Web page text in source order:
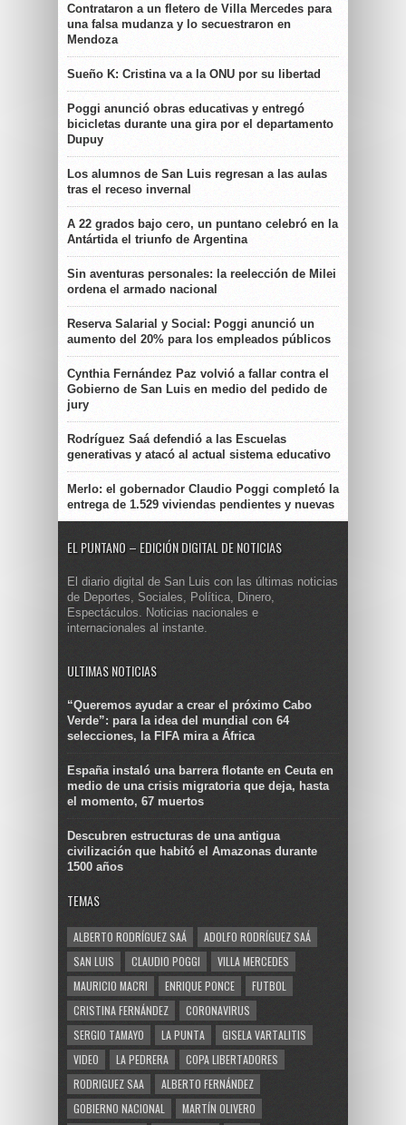
Contrataron a un fletero de Villa Mercedes para
una falsa mudanza y lo secuestraron en
Mendoza
Sueño K: Cristina va a la ONU por su libertad
Poggi anunció obras educativas y entregó
bicicletas durante una gira por el departamento
Dupuy
Los alumnos de San Luis regresan a las aulas
tras el receso invernal
A 22 grados bajo cero, un puntano celebró en la
Antártida el triunfo de Argentina
Sin aventuras personales: la reelección de Milei
ordena el armado nacional
Reserva Salarial y Social: Poggi anunció un
aumento del 20% para los empleados públicos
Cynthia Fernández Paz volvió a fallar contra el
Gobierno de San Luis en medio del pedido de
jury
Rodríguez Saá defendió a las Escuelas
generativas y atacó al actual sistema educativo
Merlo: el gobernador Claudio Poggi completó la
entrega de 1.529 viviendas pendientes y nuevas
EL PUNTANO – EDICIÓN DIGITAL DE NOTICIAS
El diario digital de San Luis con las últimas noticias
de Deportes, Sociales, Política, Dinero,
Espectáculos. Noticias nacionales e
internacionales al instante.
ULTIMAS NOTICIAS
“Queremos ayudar a crear el próximo Cabo
Verde”: para la idea del mundial con 64
selecciones, la FIFA mira a África
España instaló una barrera flotante en Ceuta en
medio de una crisis migratoria que deja, hasta
el momento, 67 muertos
Descubren estructuras de una antigua
civilización que habitó el Amazonas durante
1500 años
TEMAS
ALBERTO RODRÍGUEZ SAÁ
ADOLFO RODRÍGUEZ SAÁ
SAN LUIS
CLAUDIO POGGI
VILLA MERCEDES
MAURICIO MACRI
ENRIQUE PONCE
FUTBOL
CRISTINA FERNÁNDEZ
CORONAVIRUS
SERGIO TAMAYO
LA PUNTA
GISELA VARTALITIS
VIDEO
LA PEDRERA
COPA LIBERTADORES
RODRIGUEZ SAA
ALBERTO FERNÁNDEZ
GOBIERNO NACIONAL
MARTÍN OLIVERO